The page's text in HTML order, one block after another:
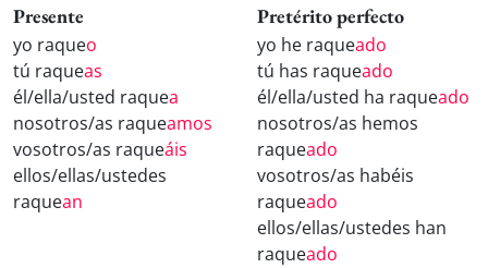
Presente
yo raqueo
tú raqueas
él/ella/usted raquea
nosotros/as raqueamos
vosotros/as raqueáis
ellos/ellas/ustedes
raquean
Pretérito perfecto
yo he raqueado
tú has raqueado
él/ella/usted ha raqueado
nosotros/as hemos
raqueado
vosotros/as habéis
raqueado
ellos/ellas/ustedes han
raqueado